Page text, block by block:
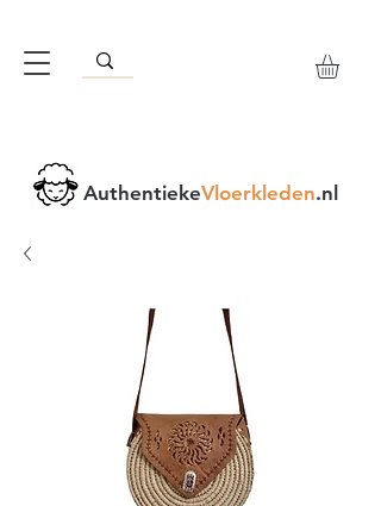
AuthentiekeVloerkleden.nl